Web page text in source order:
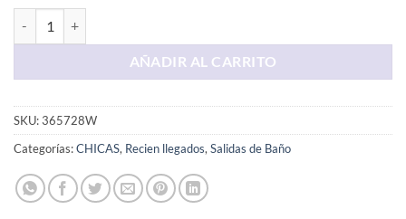
AÑADIR AL CARRITO
SKU:365728W
Categorías:CHICAS, Recien llegados, Salidas de Baño